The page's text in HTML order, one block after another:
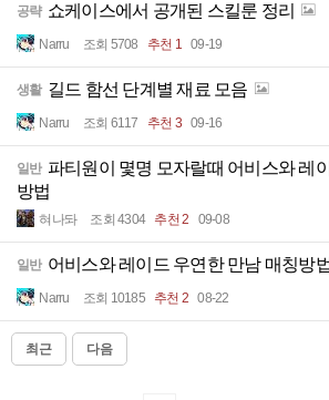
공략 쇼케이스에서 공개된 스킬룬 정리
Narru 조회 5708 추천 1 09-19
생활 길드 함선 단계별 재료 모음
Narru 조회 6117 추천 3 09-16
일반 파티원이 몇명 모자랄때 어비스와 레
방법
혀나돠 조회 4304 추천 2 09-08
일반 어비스와 레이드 우연한 만남 매칭방
Narru 조회 10185 추천 2 08-22
최근 다음